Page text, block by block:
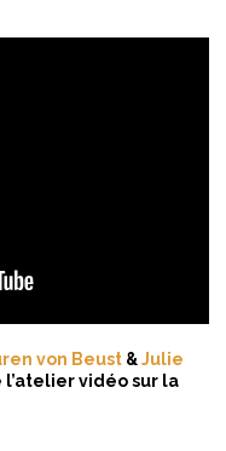
von Beust &Julie
vidéo sur la